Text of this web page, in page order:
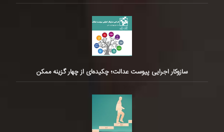
سازوکار اجرایی پیوست عدالت؛ چکیده‌ای از چهار گزینه ممکن